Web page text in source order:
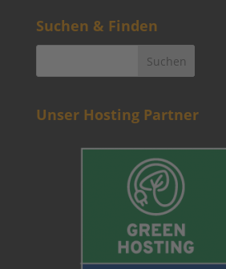
Suchen & Finden
Unser Hosting Partner